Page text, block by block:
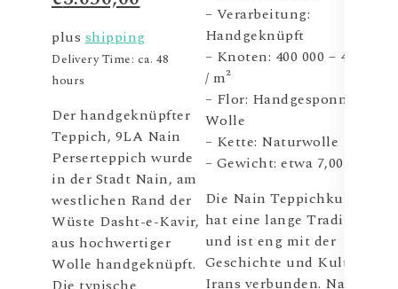
plus shipping
Delivery Time: ca. 48
hours
Der handgeknüpfter
Teppich, 9LA Nain
Perserteppich wurde
in der Stadt Nain, am
westlichen Rand der
Wüste Dasht-e-Kavir,
aus hochwertiger
Wolle handgeknüpft.
– Verarbeitung:
Handgeknüpft
– Knoten: 400 000 – 450 000
/ m²
– Flor: Handgesponnene
Wolle
– Kette: Naturwolle
– Gewicht: etwa 7,00 kg
Die Nain Teppichkultur
hat eine lange Tradition
und ist eng mit der
Geschichte und Kultur
Irans verbunden. Nain